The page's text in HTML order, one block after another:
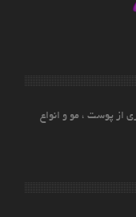
از پوست ، مو و انواع